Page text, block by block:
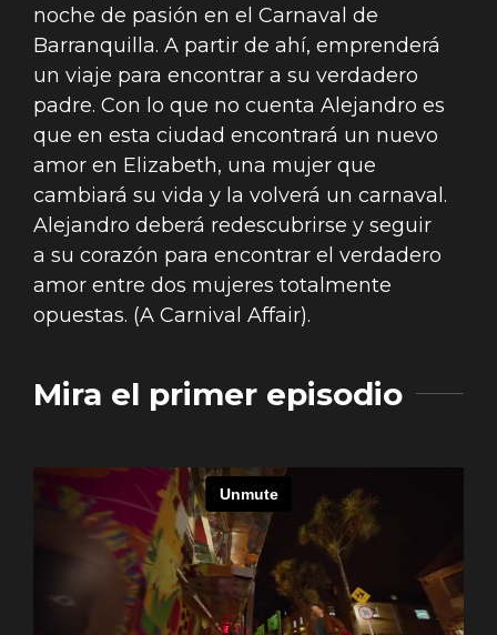
noche de pasión en el Carnaval de
Barranquilla. A partir de ahí, emprenderá
un viaje para encontrar a su verdadero
padre. Con lo que no cuenta Alejandro es
que en esta ciudad encontrará un nuevo
amor en Elizabeth, una mujer que
cambiará su vida y la volverá un carnaval.
Alejandro deberá redescubrirse y seguir
a su corazón para encontrar el verdadero
amor entre dos mujeres totalmente
opuestas. (A Carnival Affair).
Mira el primer episodio